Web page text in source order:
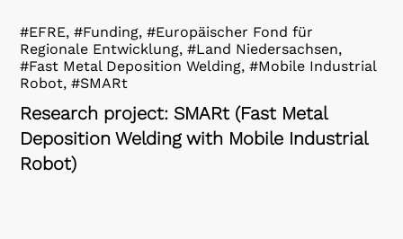
Research project: SMARt (Fast Metal
Deposition Welding with Mobile Industrial
Robot)
#EFRE, #Funding, #Europäischer Fond für
Regionale Entwicklung, #Land Niedersachsen,
#Fast Metal Deposition Welding, #Mobile Industrial
Robot, #SMARt